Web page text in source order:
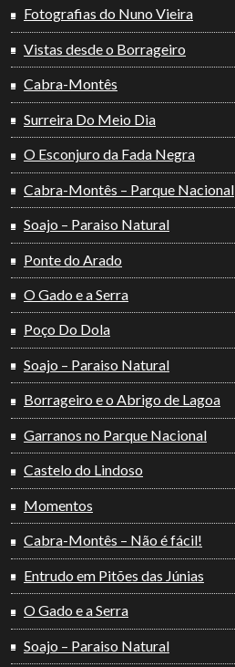
Fotografias do Nuno Vieira
Vistas desde o Borrageiro
Cabra-Montês
Surreira Do Meio Dia
O Esconjuro da Fada Negra
Cabra-Montês – Parque Nacional
Soajo – Paraiso Natural
Ponte do Arado
O Gado e a Serra
Poço Do Dola
Soajo – Paraiso Natural
Borrageiro e o Abrigo de Lagoa
Garranos no Parque Nacional
Castelo do Lindoso
Momentos
Cabra-Montês – Não é fácil!
Entrudo em Pitões das Júnias
O Gado e a Serra
Soajo – Paraiso Natural